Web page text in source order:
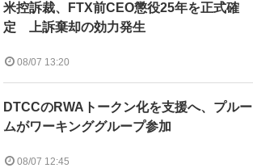
米控訴裁、FTX前CEO懲役25年を正式確
定 上訴棄却の効力発生
08/07 13:20
DTCCのRWAトークン化を支援へ、プルー
ムがワーキンググループ参加
08/07 12:45